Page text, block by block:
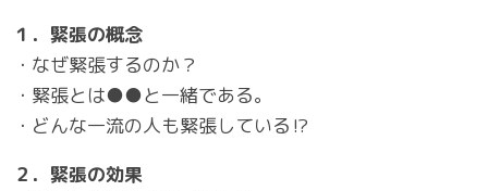
１．緊張の概念
・なぜ緊張するのか？
・緊張とは●●と一緒である。
・どんな一流の人も緊張している⁉
２．緊張の効果